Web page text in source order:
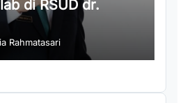
di RSUD dr.
Rahmatasari